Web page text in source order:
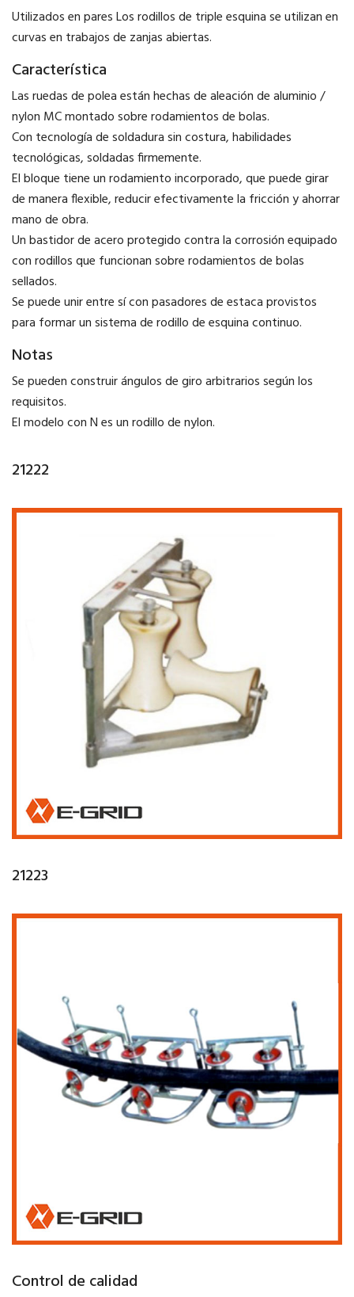
Utilizados en pares Los rodillos de triple esquina se utilizan en
curvas en trabajos de zanjas abiertas.
Característica
Las ruedas de polea están hechas de aleación de aluminio /
nylon MC montado sobre rodamientos de bolas.
Con tecnología de soldadura sin costura, habilidades
tecnológicas, soldadas firmemente.
El bloque tiene un rodamiento incorporado, que puede girar
de manera flexible, reducir efectivamente la fricción y ahorrar
mano de obra.
Un bastidor de acero protegido contra la corrosión equipado
con rodillos que funcionan sobre rodamientos de bolas
sellados.
Se puede unir entre sí con pasadores de estaca provistos
para formar un sistema de rodillo de esquina continuo.
Notas
Se pueden construir ángulos de giro arbitrarios según los
requisitos.
El modelo con N es un rodillo de nylon.
21222
21223
Control de calidad